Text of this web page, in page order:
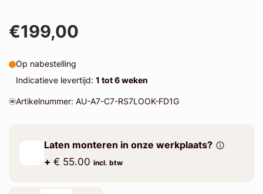
€199,00
Op nabestelling
Indicatieve levertijd: 1 tot 6 weken
Artikelnummer: AU-A7-C7-RS7LOOK-FD1G
Laten monteren in onze werkplaats?
+ € 55.00 incl. btw